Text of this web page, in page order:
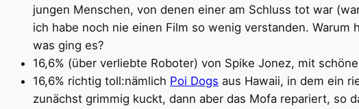
jungen Menschen, von denen einer am Schluss tot war
ich habe noch nie einen Film so wenig verstanden.
was ging es?
16,6% (über verliebte Roboter) von Spike Jonez, mit
16,6% richtig toll:nämlich Poi Dogs aus Hawaii, in dem ein
zunächst grimmig kuckt, dann aber das Mofa repariert, so